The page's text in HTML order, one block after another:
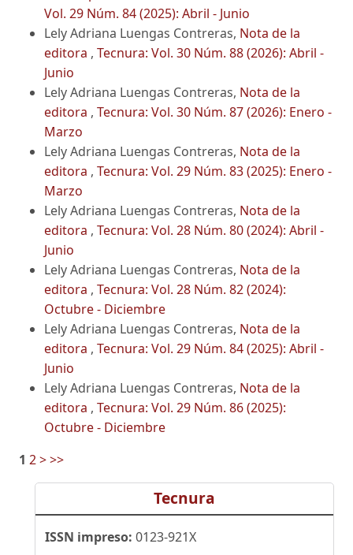
Vol. 29 Núm. 84 (2025): Abril - Junio
Lely Adriana Luengas Contreras, Nota de la
editora , Tecnura: Vol. 30 Núm. 88 (2026): Abril -
Junio
Lely Adriana Luengas Contreras, Nota de la
editora , Tecnura: Vol. 30 Núm. 87 (2026): Enero -
Marzo
Lely Adriana Luengas Contreras, Nota de la
editora , Tecnura: Vol. 29 Núm. 83 (2025): Enero -
Marzo
Lely Adriana Luengas Contreras, Nota de la
editora , Tecnura: Vol. 28 Núm. 80 (2024): Abril -
Junio
Lely Adriana Luengas Contreras, Nota de la
editora , Tecnura: Vol. 28 Núm. 82 (2024):
Octubre - Diciembre
Lely Adriana Luengas Contreras, Nota de la
editora , Tecnura: Vol. 29 Núm. 84 (2025): Abril -
Junio
Lely Adriana Luengas Contreras, Nota de la
editora , Tecnura: Vol. 29 Núm. 86 (2025):
Octubre - Diciembre
1 2>>>
Tecnura
ISSN impreso: 0123-921X